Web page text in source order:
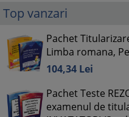
Top vanzari
Pachet
Limba romana,
104,34 Lei
Pachet Teste
examenul de